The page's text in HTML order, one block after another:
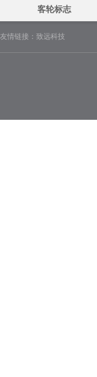
客轮标志
友情链接： 致远科技